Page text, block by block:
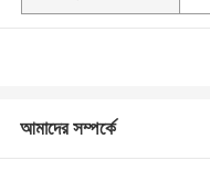
আমাদের সম্পর্কে